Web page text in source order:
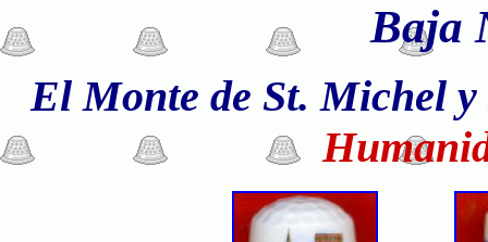
Baja
El Monte de St. Michel y